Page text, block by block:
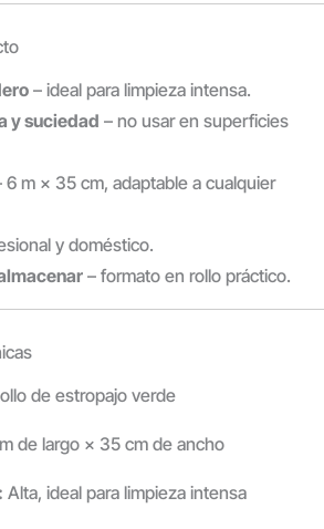
– ideal para limpieza intensa.
y suciedad – no usar en superficies
6 m × 35 cm, adaptable a cualquier
y doméstico.
– formato en rollo práctico.
de estropajo verde
de largo × 35 cm de ancho
Alta, ideal para limpieza intensa